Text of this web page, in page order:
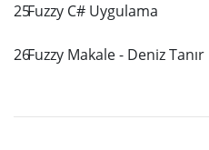
25Fuzzy C# Uygulama
26Fuzzy Makale - Deniz Tanır